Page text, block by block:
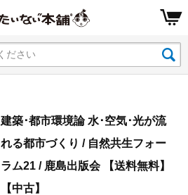
建築･都市環境論 水･空気･光が流
れる都市づくり / 自然共生フォー
ラム21 / 鹿島出版会 【送料無料】
【中古】